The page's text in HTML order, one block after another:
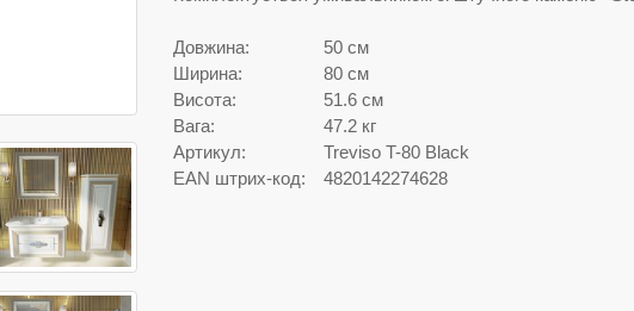
Довжина:
50 см
Ширина:
80 см
Висота:
51.6 см
Вага:
47.2 кг
Артикул:
Treviso T-80 Black
EAN штрих-код:
4820142274628